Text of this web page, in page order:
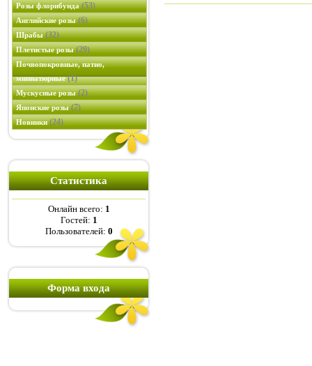
Розы флорибунда(53)
Английские розы(6)
Шрабы(32)
Плетистые розы(29)
Почвопокровные, патио,
миниатюрные(1)
Мускусные розы(2)
Японские розы(7)
Новинки(24)
Статистика
Онлайн всего: 1
Гостей: 1
Пользователей: 0
Форма входа